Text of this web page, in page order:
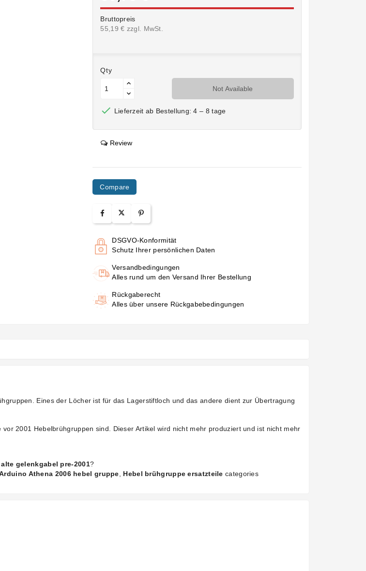
Bruttopreis
55,19 € zzgl. MwSt.
Qty
Not Available
 Lieferzeit ab Bestellung: 4 – 8 tage
Review
Compare
DSGVO-Konformität
Schutz Ihrer persönlichen Daten
Versandbedingungen
Alles rund um den Versand Ihrer Bestellung
Rückgaberecht
Alles über unsere Rückgabebedingungen
Eines der Löcher ist für das Lagerstiftloch und das andere dient zur Übertragung
2001 Hebelbrühgruppen sind. Dieser Artikel wird nicht mehr produziert und ist nicht mehr
gelenkgabel pre-2001?
Athena 2006 hebel gruppe, Hebel brühgruppe ersatzteile categories